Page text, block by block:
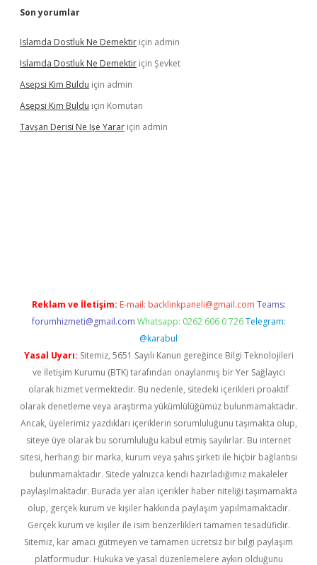
Son yorumlar
Islamda Dostluk Ne Demektir için admin
Islamda Dostluk Ne Demektir için Şevket
Asepsi Kim Buldu için admin
Asepsi Kim Buldu için Komutan
Tavşan Derisi Ne Işe Yarar için admin
Reklam ve İletişim: E-mail: backlinkpaneli@gmail.com Teams:
forumhizmeti@gmail.com Whatsapp: 0262 606 0 726 Telegram:
@karabul
Yasal Uyarı: Sitemiz, 5651 Sayılı Kanun gereğince Bilgi Teknolojileri
ve İletişim Kurumu (BTK) tarafından onaylanmış bir Yer Sağlayıcı
olarak hizmet vermektedir. Bu nedenle, sitedeki içerikleri proaktif
olarak denetleme veya araştırma yükümlülüğümüz bulunmamaktadır.
Ancak, üyelerimiz yazdıkları içeriklerin sorumluluğunu taşımakta olup,
siteye üye olarak bu sorumluluğu kabul etmiş sayılırlar. Bu internet
sitesi, herhangi bir marka, kurum veya şahıs şirketi ile hiçbir bağlantısı
bulunmamaktadır. Sitede yalnızca kendi hazırladığımız makaleler
paylaşılmaktadır. Burada yer alan içerikler haber niteliği taşımamakta
olup, gerçek kurum ve kişiler hakkında paylaşım yapılmamaktadır.
Gerçek kurum ve kişiler ile isim benzerlikleri tamamen tesadüfidir.
Sitemiz, kar amacı gütmeyen ve tamamen ücretsiz bir bilgi paylaşım
platformudur. Hukuka ve yasal düzenlemelere aykırı olduğunu